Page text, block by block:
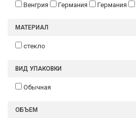
Венгрия Германия Германия
МАТЕРИАЛ
стекло
ВИД УПАКОВКИ
Обычная
ОБЪЕМ